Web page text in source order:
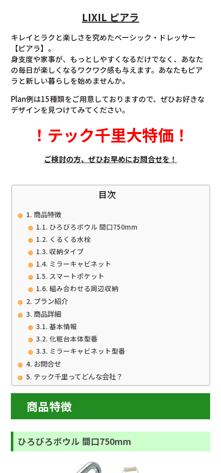
LIXIL ピアラ
キレイとラクと楽しさを究めたベーシック・ドレッサー
【ピアラ】。
身支度や家事が、もっとしやすくなるだけでなく、あなた
の毎日が楽しくなるワクワク感も与えます。あなたもピア
ラと新しい暮らしを始めませんか。
Plan例は15種類をご用意しておりますので、ぜひお好きな
デザインを見つけてみてください。
！ テック千里大特価 ！
ご検討の方、ぜひお早めにお問合せを！
目次
商品特徴
ひろびろボウル 間口750mm
くるくる水栓
収納タイプ
ミラーキャビネット
スマートポケット
組み合わせる周辺収納
プラン紹介
商品詳細
基本情報
化粧台本体型番
ミラーキャビネット型番
お問合せ
テック千里ってどんな会社？
商品特徴
ひろびろボウル 間口750mm